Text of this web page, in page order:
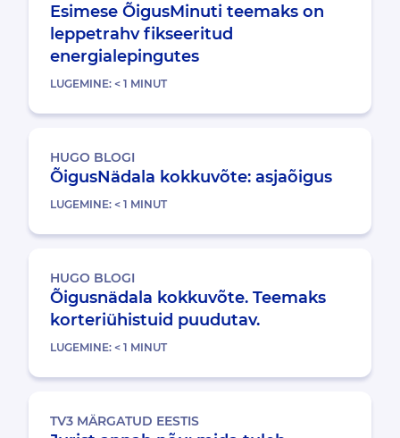
Esimese ÕigusMinuti teemaks on
leppetrahv fikseeritud
energialepingutes
LUGEMINE: < 1 MINUT
HUGO BLOGI
ÕigusNädala kokkuvõte: asjaõigus
LUGEMINE: < 1 MINUT
HUGO BLOGI
Õigusnädala kokkuvõte. Teemaks
korteriühistuid puudutav.
LUGEMINE: < 1 MINUT
TV3 MÄRGATUD EESTIS